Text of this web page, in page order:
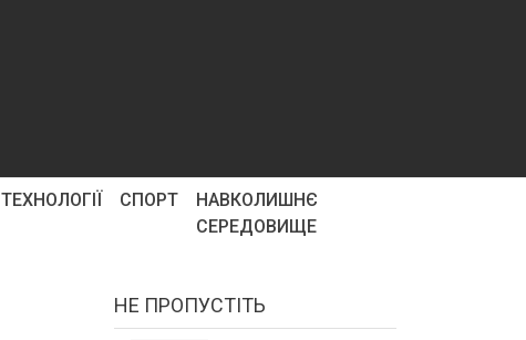
ТЕХНОЛОГІЇ СПОРТ
НАВКОЛИШНЄ
СЕРЕДОВИЩЕ
НЕ ПРОПУСТІТЬ